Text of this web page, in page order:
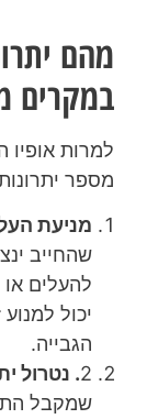
מהם
במקרים
למרות
מספר
מניעת
שהחייב
להעלים
יכול
הגבייה.
2. נטרול
שמקבל